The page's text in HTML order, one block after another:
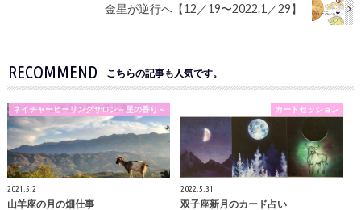
金星が逆行へ【12／19〜2022.1／29】
RECOMMEND こちらの記事も人気です。
ネイチャーヒーリングサロン～星の香り～
2021.5.2
山羊座の月の畑仕事
カードセッション
2022.5.31
双子座新月のカード占い